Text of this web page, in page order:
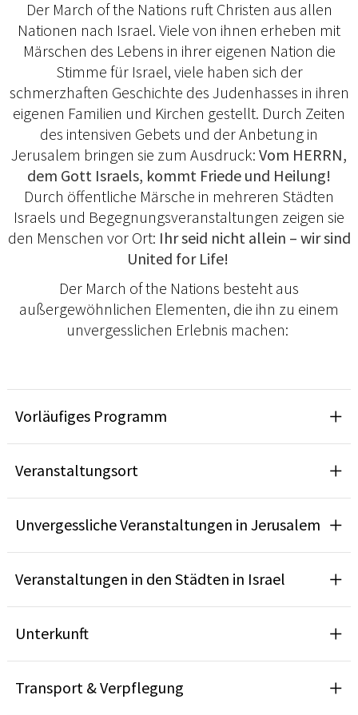
Der March of the Nations ruft Christen aus allen
Nationen nach Israel. Viele von ihnen erheben mit
Märschen des Lebens in ihrer eigenen Nation die
Stimme für Israel, viele haben sich der
schmerzhaften Geschichte des Judenhasses in ihren
eigenen Familien und Kirchen gestellt. Durch Zeiten
des intensiven Gebets und der Anbetung in
Jerusalem bringen sie zum Ausdruck: Vom HERRN,
dem Gott Israels, kommt Friede und Heilung!
Durch öffentliche Märsche in mehreren Städten
Israels und Begegnungsveranstaltungen zeigen sie
den Menschen vor Ort: Ihr seid nicht allein – wir sind
United for Life!
Der March of the Nations besteht aus
außergewöhnlichen Elementen, die ihn zu einem
unvergesslichen Erlebnis machen:
Vorläufiges Programm
Veranstaltungsort
Unvergessliche Veranstaltungen in Jerusalem
Veranstaltungen in den Städten in Israel
Unterkunft
Transport & Verpflegung